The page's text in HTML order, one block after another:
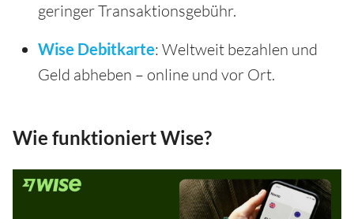
geringer Transaktionsgebühr.
Wise Debitkarte: Weltweit bezahlen und
Geld abheben – online und vor Ort.
Wie funktioniert Wise?